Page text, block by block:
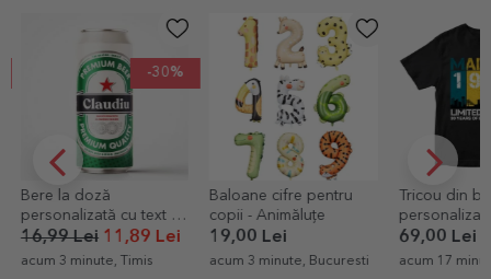
-30%
Bere la doză
personalizată cu text -
Cel mai devotat fan al
16,99 Lei11,89 Lei
acum 3 minute, Timis
Baloane cifre pentru
copii - Animăluțe
19,00 Lei
acum 3 minute, Bucuresti
Tricou din
personalizat
Made in
69,00 Lei
acum 17